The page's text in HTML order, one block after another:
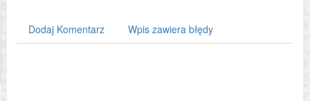
Dodaj Komentarz Wpis zawiera błędy